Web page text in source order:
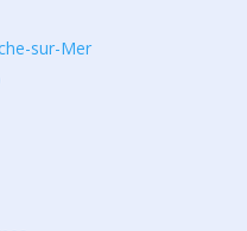
sur-Mer